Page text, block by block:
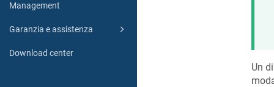
Management
Garanzia e assistenza
Download center
Un